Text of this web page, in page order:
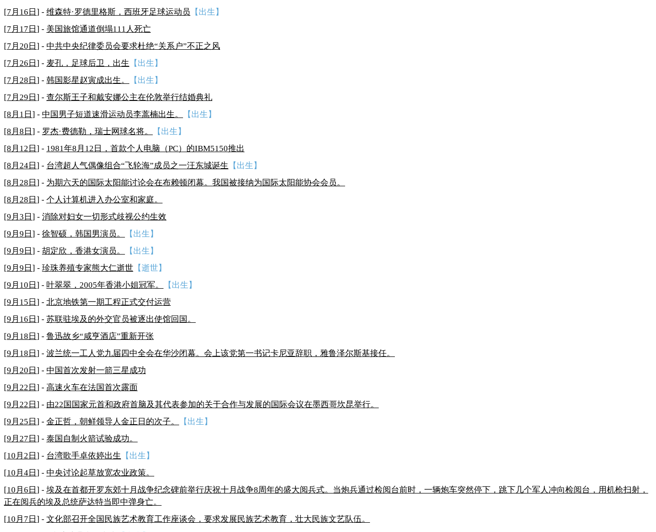
[7月16日 ] - 维森特·罗德里格斯，西班牙足球运动员
【出生】
[7月17日 ] - 美国旅馆通道倒塌111人死亡
[7月20日 ] - 中共中央纪律委员会要求杜绝“关系户”不正之风
[7月26日 ] - 麦孔，足球后卫，出生
【出生】
[7月28日 ] - 韩国影星赵寅成出生。
【出生】
[7月29日 ] - 查尔斯王子和戴安娜公主在伦敦举行结婚典礼
[8月1日 ] - 中国男子短道速滑运动员李蒿楠出生。
【出生】
[8月8日 ] - 罗杰·费德勒，瑞士网球名将。
【出生】
[8月12日 ] - 1981年8月12日，首款个人电脑（PC）的IBM5150推出
[8月24日 ] - 台湾超人气偶像组合“飞轮海”成员之一汪东城诞生
【出生】
[8月28日 ] - 为期六天的国际太阳能讨论会在布赖顿闭幕。我国被接纳为国际太阳能协会会员。
[8月28日 ] - 个人计算机进入办公室和家庭。
[9月3日 ] - 消除对妇女一切形式歧视公约生效
[9月9日 ] - 徐智硕，韩国男演员。
【出生】
[9月9日 ] - 胡定欣，香港女演员。
【出生】
[9月9日 ] - 珍珠养殖专家熊大仁逝世 【逝世】
[9月10日 ] - 叶翠翠，2005年香港小姐冠军。
【出生】
[9月15日 ] - 北京地铁第一期工程正式交付运营
[9月16日 ] - 苏联驻埃及的外交官员被逐出使馆回国。
[9月18日 ] - 鲁迅故乡“咸亨酒店”重新开张
[9月18日 ] - 波兰统一工人党九届四中全会在华沙闭幕。会上该党第一书记卡尼亚辞职，雅鲁泽尔斯基接任。
[9月20日 ] - 中国首次发射一箭三星成功
[9月22日 ] - 高速火车在法国首次露面
[9月22日 ] - 由22国国家元首和政府首脑及其代表参加的关于合作与发展的国际会议在墨西哥坎昆举行。
[9月25日 ] - 金正哲，朝鲜领导人金正日的次子。
【出生】
[9月27日 ] - 泰国自制火箭试验成功。
[10月2日 ] - 台湾歌手卓依婷出生
【出生】
[10月4日 ] - 中央讨论起草放宽农业政策。
[10月6日 ] - 埃及在首都开罗东郊十月战争纪念碑前举行庆祝十月战争8周年的盛大阅兵式。当炮兵通过检阅台前时，一辆炮车突然停下，跳下几个军人冲向检阅台，用机枪扫射，
正在阅兵的埃及总统萨达特当即中弹身亡。
[10月7日 ] - 文化部召开全国民族艺术教育工作座谈会，要求发展民族艺术教育，壮大民族文艺队伍。